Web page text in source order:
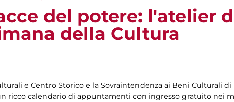
del potere: l'atelier
della Cultura
e Centro Storico e la Sovraintendenza ai Beni Culturali
ricco calendario di appuntamenti con ingresso gratuito nei